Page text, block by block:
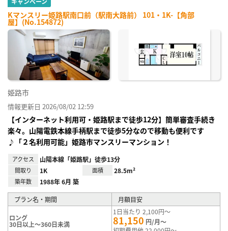
Kマンスリー姫路駅南口前（駅南大路前） 101・1K-【角部
屋】(No.154872)
姫路市
情報更新日 2026/08/02 12:59
【インターネット利用可・姫路駅まで徒歩12分】簡単審査手続き
楽々。山陽電鉄本線手柄駅まで徒歩5分なので移動も便利です
♪「２名利用可能」姫路市マンスリーマンション！
アクセス 山陽本線「姫路駅」徒歩13分
間取り 1K 面積 28.5m²
築年数 1988年 6月 築
プラン名・期間 月額目安
ロング
30日以上～360日未満
1日当たり 2,100円～
81,150 円/月～